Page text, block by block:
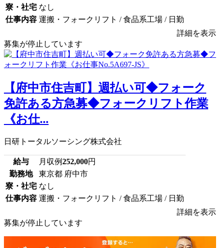
寮・社宅 なし
仕事内容 運搬・フォークリフト / 食品系工場 / 日勤
詳細を表示
募集が停止しています
【府中市住吉町】週払い可◆フォーク
免許ある方急募◆フォークリフト作業
《お仕...
日研トータルソーシング株式会社
給与 月収例252,000円
勤務地
東京都 府中市
寮・社宅 なし
仕事内容 運搬・フォークリフト / 食品系工場 / 日勤
詳細を表示
募集が停止しています